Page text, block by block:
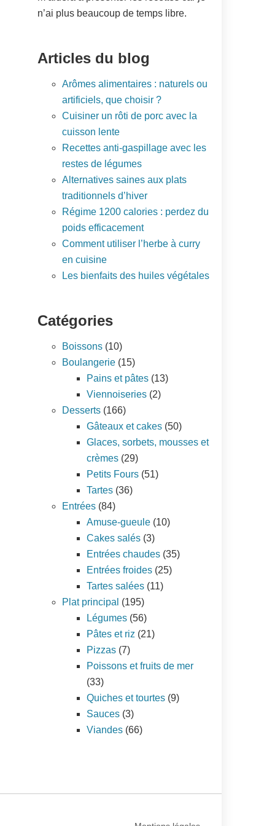
n’ai plus beaucoup de temps libre.
Articles du blog
Arômes alimentaires : naturels ou
artificiels, que choisir ?
Cuisiner un rôti de porc avec la
cuisson lente
Recettes anti-gaspillage avec les
restes de légumes
Alternatives saines aux plats
traditionnels d’hiver
Régime 1200 calories : perdez du
poids efficacement
Comment utiliser l’herbe à curry
en cuisine
Les bienfaits des huiles végétales
Catégories
Boissons (10)
Boulangerie (15)
Pains et pâtes (13)
Viennoiseries (2)
Desserts (166)
Gâteaux et cakes (50)
Glaces, sorbets, mousses et
crèmes (29)
Petits Fours (51)
Tartes (36)
Entrées (84)
Amuse-gueule (10)
Cakes salés (3)
Entrées chaudes (35)
Entrées froides (25)
Tartes salées (11)
Plat principal (195)
Légumes (56)
Pâtes et riz (21)
Pizzas (7)
Poissons et fruits de mer
(33)
Quiches et tourtes (9)
Sauces (3)
Viandes (66)